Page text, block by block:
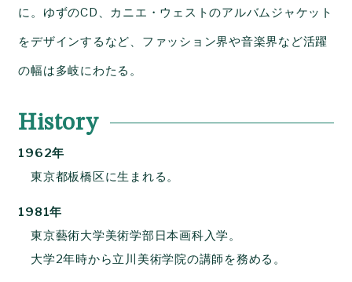
に。ゆずのCD、カニエ・ウェストのアルバムジャケット
をデザインするなど、ファッション界や音楽界など活躍
の幅は多岐にわたる。
History
1962年
東京都板橋区に生まれる。
1981年
東京藝術大学美術学部日本画科入学。
大学2年時から立川美術学院の講師を務める。